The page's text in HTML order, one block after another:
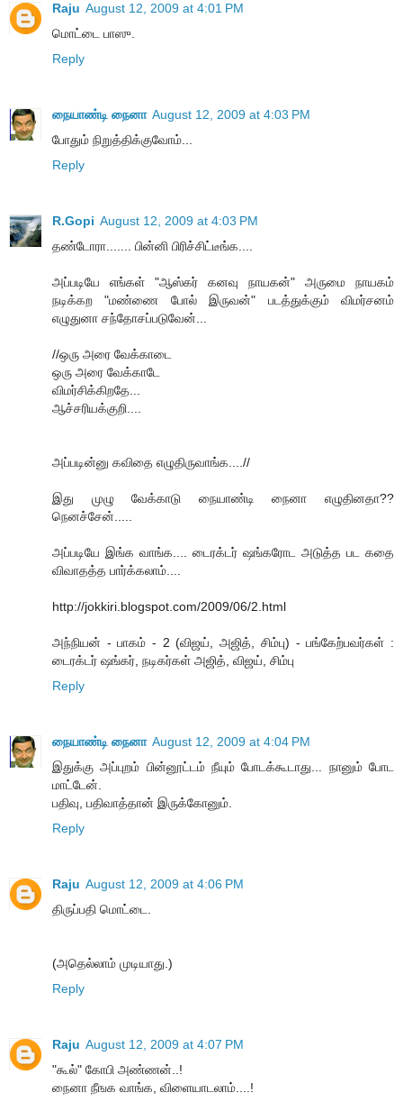
Raju August 12, 2009 at 4:01 PM
மொட்டை பாஸு.
Reply
நையாண்டி நைனா August 12, 2009 at 4:03 PM
போதும் நிறுத்திக்குவோம்...
Reply
R.Gopi August 12, 2009 at 4:03 PM
தண்டோரா....... பின்னி பிரிச்சிட்டீங்க....
அப்படியே எங்கள் "ஆஸ்கர் கனவு நாயகன்" அருமை நாயகம்
நடிக்கற "மண்ணை போல் இருவன்" படத்துக்கும் விமர்சனம்
எழுதுனா சந்தோசப்படுவேன்...
//ஒரு அரை வேக்காடை
ஒரு அரை வேக்காடே
விமர்சிக்கிறதே...
ஆச்சரியக்குறி....
அப்படின்னு கவிதை எழுதிருவாங்க....//
இது முழு வேக்காடு நையாண்டி நைனா எழுதின‌தா??
நென‌ச்சேன்.....
அப்படியே இங்க வாங்க.... டைரக்டர் ஷங்கரோட அடுத்த பட கதை
விவாதத்த பார்க்கலாம்....
http://jokkiri.blogspot.com/2009/06/2.html
அந்நியன் - பாகம் - 2 (விஜய், அஜித், சிம்பு) - பங்கேற்பவர்கள் :
டைரக்டர் ஷங்கர், நடிகர்கள் அஜித், விஜய், சிம்பு
Reply
நையாண்டி நைனா August 12, 2009 at 4:04 PM
இதுக்கு அப்புறம் பின்னூட்டம் நீயும் போடக்கூடாது... நானும் போட
மாட்டேன்.
பதிவு, பதிவாத்தான் இருக்கோனும்.
Reply
Raju August 12, 2009 at 4:06 PM
திருப்பதி மொட்டை.
(அதெல்லாம் முடியாது.)
Reply
Raju August 12, 2009 at 4:07 PM
"கூல்" கோபி அண்ணன்..!
நைனா நீஙக வாங்க, விளையாடலாம்....!